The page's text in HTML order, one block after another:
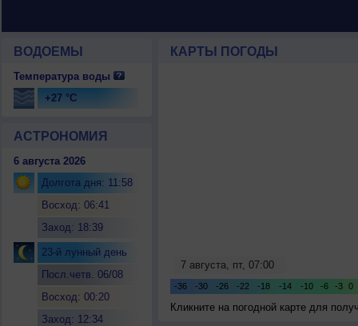
ВОДОЕМЫ
Температура воды
+27 °C
АСТРОНОМИЯ
6 августа 2026
Долгота дня: 11:58
Восход: 06:41
Заход: 18:39
23-й лунный день
Посл.четв. 06/08
Восход: 00:20
Заход: 12:34
КАРТЫ ПОГОДЫ
Кликните на погодной карте для